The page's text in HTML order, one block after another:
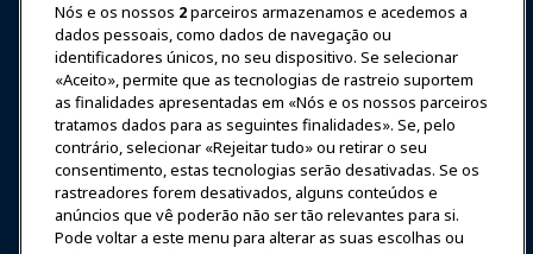
Entrar Junte-se Agora
Prêmios Carreiras
Contato
Expos e Eventos
Notícias & Diversão
Educação
Nós e os nossos 2parceiros armazenamos e acedemos a
dados pessoais, como dados de navegação ou
identificadores únicos, no seu dispositivo. Se selecionar
«Aceito», permite que as tecnologias de rastreio suportem
as finalidades apresentadas em «Nós e os nossos parceiros
tratamos dados para as seguintes finalidades». Se, pelo
contrário, selecionar «Rejeitar tudo» ou retirar o seu
consentimento, estas tecnologias serão desativadas. Se os
rastreadores forem desativados, alguns conteúdos e
anúncios que vê poderão não ser tão relevantes para si.
Pode voltar a este menu para alterar as suas escolhas ou